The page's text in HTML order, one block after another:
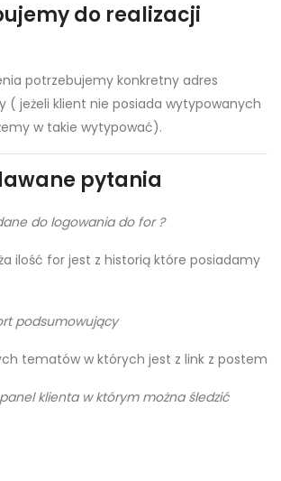
do realizacji
potrzebujemy konkretny adres
( jeżeli klient nie posiada wytypowanych
w takie wytypować).
pytania
do logowania do for ?
ilość for jest z historią które posiadamy
podsumowujący
tematów w których jest z link z postem
klienta w którym można śledzić